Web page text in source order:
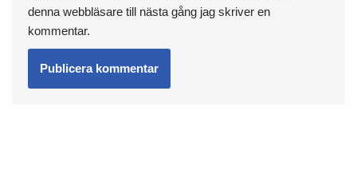
denna webbläsare till nästa gång jag skriver en
kommentar.